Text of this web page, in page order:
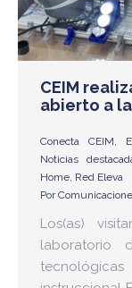
CEIM
abierto a
Conecta CEIM
Noticias
Home Red Eleva
Por
Los(as)
laboratorio